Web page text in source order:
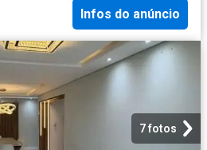
Infos do anúncio
7 fotos